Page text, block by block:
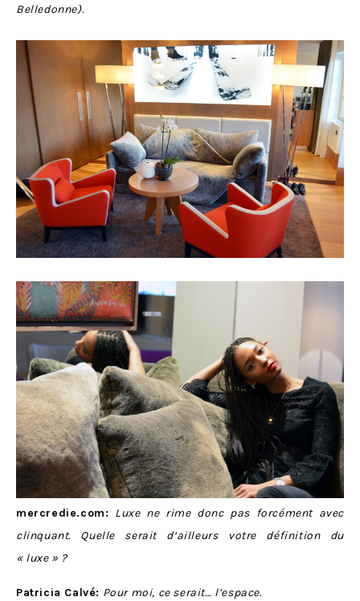
Belledonne).
mercredie.com: Luxe ne rime donc pas forcément avec
clinquant. Quelle serait d’ailleurs votre définition du
« luxe » ?
Patricia Calvé: Pour moi, ce serait… l’espace.